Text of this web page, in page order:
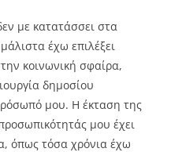
με κατατάσσει στα
έχω επιλέξει
κοινωνική σφαίρα,
δημοσίου
μου. Η έκταση της
μου έχει
όπως τόσα χρόνια έχω